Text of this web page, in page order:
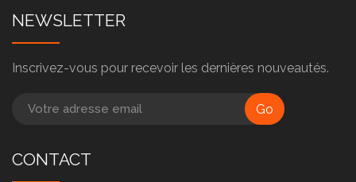
NEWSLETTER
Inscrivez-vous pour recevoir les dernières nouveautés.
Go
CONTACT